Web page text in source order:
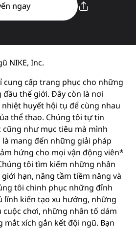
ngay
NIKE, Inc.
cung cấp trang phục cho những
đầu thế giới. Đây còn là nơi
huyết hội tụ để cùng nhau
thể thao. Chúng tôi tự tin
cũng như mục tiêu mà mình
mang đến những giải pháp
hứng cho mọi vận động viên*
tôi tìm kiếm những nhân
hạn, nâng tầm tiềm năng và
tôi chinh phục những đỉnh
lĩnh kiến tạo xu hướng, những
chơi, những nhân tố dám
mắt xích gắn kết đội ngũ. Bạn